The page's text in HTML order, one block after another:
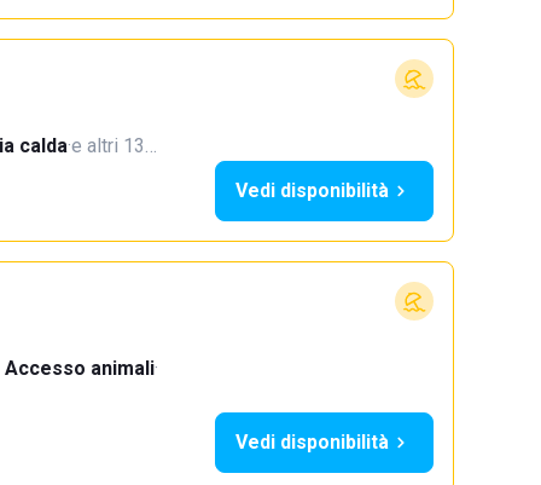
calda·e altri 13…
Vedi disponibilità
Accesso animali·
Vedi disponibilità